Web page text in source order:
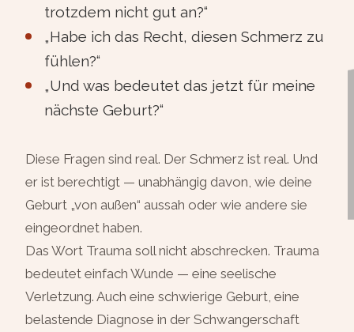
trotzdem nicht gut an?“
„Habe ich das Recht, diesen Schmerz zu
fühlen?“
„Und was bedeutet das jetzt für meine
nächste Geburt?“
Diese Fragen sind real. Der Schmerz ist real. Und
er ist berechtigt — unabhängig davon, wie deine
Geburt „von außen“ aussah oder wie andere sie
eingeordnet haben.
Das Wort Trauma soll nicht abschrecken. Trauma
bedeutet einfach Wunde — eine seelische
Verletzung. Auch eine schwierige Geburt, eine
belastende Diagnose in der Schwangerschaft